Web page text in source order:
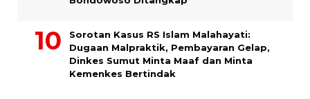
Sorotan Kasus RS Islam Malahayati:
Dugaan Malpraktik, Pembayaran Gelap,
Dinkes Sumut Minta Maaf dan Minta
Kemenkes Bertindak